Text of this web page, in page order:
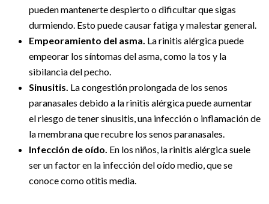
pueden mantenerte despierto o dificultar que sigas
durmiendo. Esto puede causar fatiga y malestar general.
Empeoramiento del asma. La rinitis alérgica puede
empeorar los síntomas del asma, como la tos y la
sibilancia del pecho.
Sinusitis. La congestión prolongada de los senos
paranasales debido a la rinitis alérgica puede aumentar
el riesgo de tener sinusitis, una infección o inflamación de
la membrana que recubre los senos paranasales.
Infección de oído. En los niños, la rinitis alérgica suele
ser un factor en la infección del oído medio, que se
conoce como otitis media.